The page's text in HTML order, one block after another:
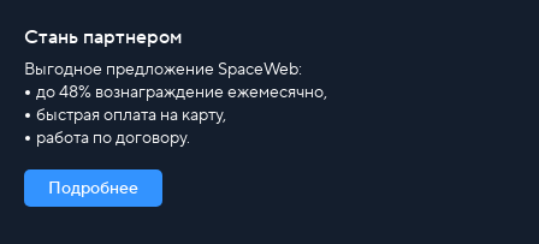
Стань партнером
Выгодное предложение SpaceWeb:
до 48% вознаграждение ежемесячно,
быстрая оплата на карту,
работа по договору.
Подробнее